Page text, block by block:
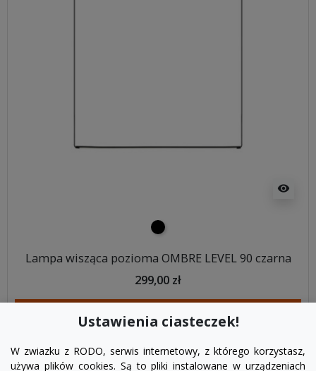
visibility
czarny
Lampa wisząca pozioma OMBRE LEVEL 90 czarna
299,00 zł
Ustawienia ciasteczek!
W zwiazku z RODO, serwis internetowy, z którego korzystasz,
używa plików cookies. Są to pliki instalowane w urządzeniach